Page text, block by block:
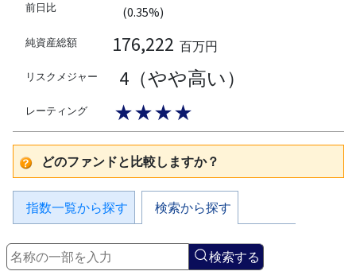
前日比
(0.35%)
純資産総額 176,222 百万円
リスクメジャー 4（やや高い）
レーティング ★★★★
どのファンドと比較しますか？
指数一覧から探す 検索から探す
検索する